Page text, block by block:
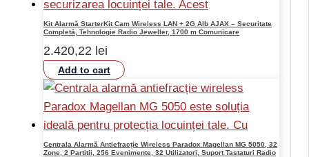
Kit Alarmă StarterKit Cam Wireless LAN + 2G Alb AJAX – Securitate
Completă, Tehnologie Radio Jeweller, 1700 m Comunicare
2.420,22 lei
Add to cart
Centrala Alarmă Antiefracție Wireless Paradox Magellan MG 5050, 32
Zone, 2 Partitii, 256 Evenimente, 32 Utilizatori, Suport Tastaturi Radio